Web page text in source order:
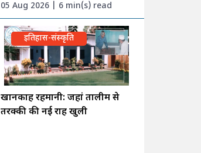
05 Aug 2026 | 6 min(s) read
इतिहास-संस्कृति
खानकाह रहमानी: जहां तालीम से
तरक्की की नई राह खुली